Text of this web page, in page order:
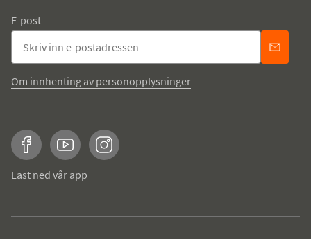
E-post
Om innhenting av personopplysninger
FacebookYouTubeInstagram
Last ned vår app